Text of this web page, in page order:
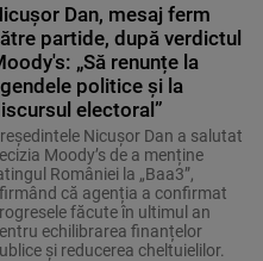
Dan, mesaj ferm
partide, după verdictul
„Să renunțe la
politice şi la
electoral”
Nicușor Dan a salutat
Moody’s de a menține
României la „Baa3”,
că agenția a confirmat
făcute în ultimul an
echilibrarea finanțelor
și reducerea cheltuielilor.